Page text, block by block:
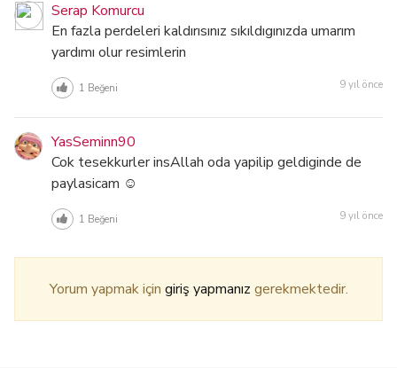
Serap Komurcu
En fazla perdeleri kaldırısınız sıkıldıgınızda umarım
yardımı olur resimlerin
1 Beğeni 9 yıl önce
YasSeminn90
Cok tesekkurler insAllah oda yapilip geldiginde de
paylasicam ☺
1 Beğeni 9 yıl önce
Yorum yapmak için giriş yapmanız gerekmektedir.